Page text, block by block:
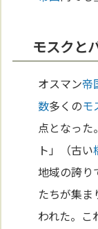
モスクと
オスマン帝
数多くのモ
点となった
ト」（古い
地域の誇り
たちが集ま
われた。こ